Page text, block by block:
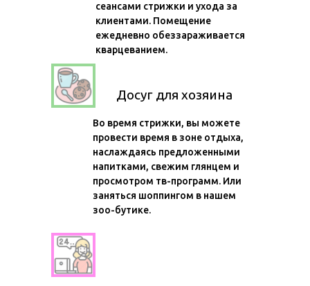
сеансами стрижки и ухода за
клиентами. Помещение
ежедневно обеззараживается
кварцеванием.
Во время стрижки, вы можете
провести время в зоне отдыха,
наслаждаясь предложенными
напитками, свежим глянцем и
просмотром тв-программ. Или
заняться шоппингом в нашем
зоо-бутике.
Досуг для хозяина